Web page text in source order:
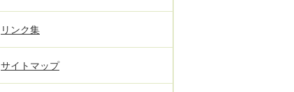
リンク集
サイトマップ